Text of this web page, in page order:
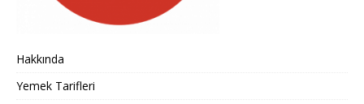
Hakkında
Yemek Tarifleri